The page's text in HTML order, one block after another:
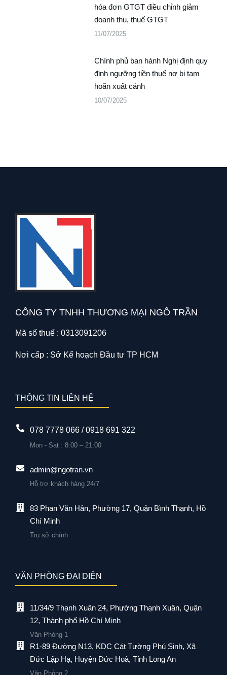
hóa đơn GTGT điều chỉnh giảm
doanh thu, thuế GTGT
11/07/2025
Chính phủ ban hành Nghị định quy
định ngưỡng tiền thuế nợ bị tạm
hoãn xuất cảnh
10/07/2025
CÔNG TY TNHH THƯƠNG MẠI NGÔ TRẦN
Mã số thuế : 0313091206
Nơi cấp : Sở Kế hoạch Đầu tư TP HCM
THÔNG TIN LIÊN HỆ
078 7778 066 / 0918 691 322
Mon - Sat : 8:00 – 21:00
admin@ngotran.vn
Hỗ trợ khách hàng 24/7
83 Phan Văn Hân, Phường 17, Quận Bình Thạnh, Hồ
Chí Minh
Trụ sở chính
VĂN PHÒNG ĐẠI DIỆN
11/34/9 Thạnh Xuân 24, Phường Thạnh Xuân, Quận
12, Thành phố Hồ Chí Minh
Văn Phòng 1
R1-89 Đường N13, KDC Cát Tường Phú Sinh, Xã
Đức Lập Hạ, Huyện Đức Hoà, Tỉnh Long An
Văn Phòng 2